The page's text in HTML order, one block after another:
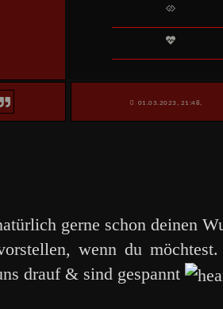
01.03.2023, 21:48,
gerne schon deinen
wenn du
drauf & sind gespannt